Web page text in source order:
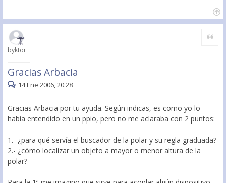
byktor
Gracias Arbacia
Citar
14 Ene 2006, 20:28
Gracias Arbacia por tu ayuda. Según indicas, es como yo lo
había entendido en un ppio, pero no me aclaraba con 2 puntos:
1.- ¿para qué servía el buscador de la polar y su regla graduada?
2.- ¿cómo localizar un objeto a mayor o menor altura de la
polar?